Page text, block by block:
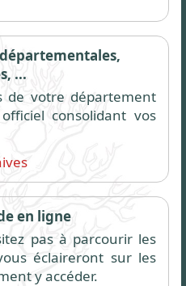
...
de votre département
consolidant vos
en ligne
pas à parcourir les
éclaireront sur les
y accéder.